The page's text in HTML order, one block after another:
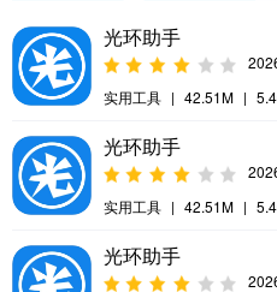
光环助手
实用工具 | 42.51M |
光环助手
实用工具 | 42.51M |
光环助手